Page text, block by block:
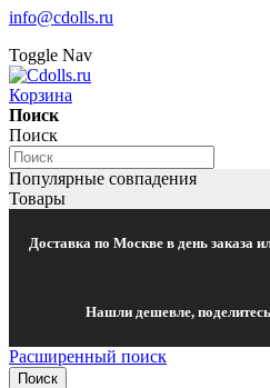
info@cdolls.ru
Toggle Nav
Корзина
Поиск
Поиск
Популярные совпадения
Товары
Доставка по Москве в день заказа
Нашли дешевле,
Расширенный поиск
Поиск